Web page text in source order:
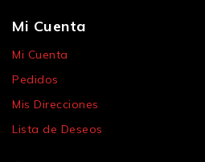
Mi Cuenta
Mi Cuenta
Pedidos
Mis Direcciones
Lista de Deseos